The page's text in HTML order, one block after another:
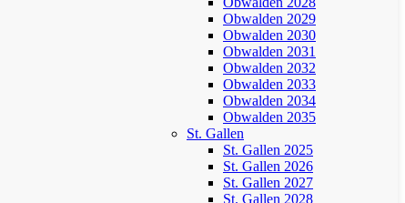
Obwalden 2029
Obwalden 2030
Obwalden 2031
Obwalden 2032
Obwalden 2033
Obwalden 2034
Obwalden 2035
St. Gallen
St. Gallen 2025
St. Gallen 2026
St. Gallen 2027
St. Gallen 2028